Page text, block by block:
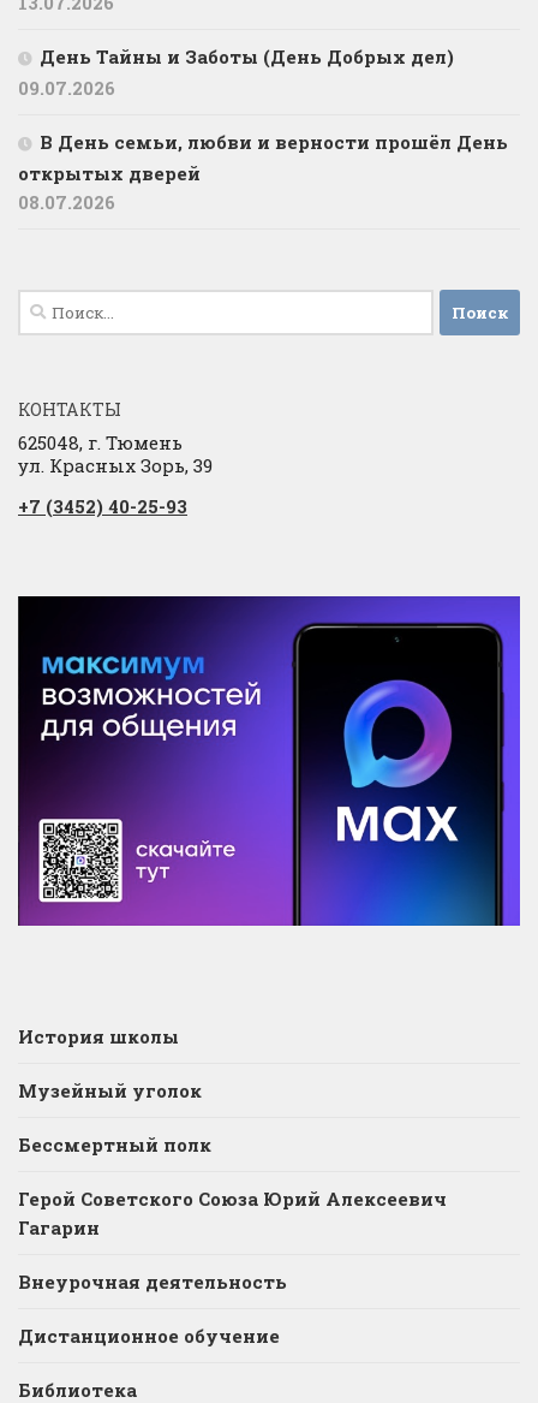
День Тайны и Заботы (День Добрых дел)
09.07.2026
В День семьи, любви и верности прошёл День
открытых дверей
08.07.2026
Найти:
КОНТАКТЫ
625048, г. Тюмень
ул. Красных Зорь, 39
+7 (3452) 40-25-93
История школы
Музейный уголок
Бессмертный полк
Герой Советского Союза Юрий Алексеевич
Гагарин
Внеурочная деятельность
Дистанционное обучение
Библиотека